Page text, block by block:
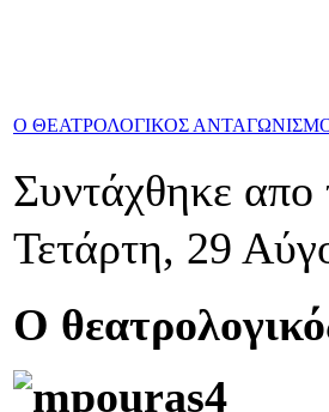
Ο ΘΕΑΤΡΟΛΟΓΙΚΟΣ
Συντάχθηκε
Τετάρτη, 29
Ο